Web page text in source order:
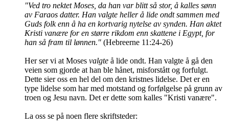
"Ved tro nektet Moses, da han var blitt så stor, å kalles sønn
av Faraos datter. Han valgte heller å lide ondt sammen med
Guds folk enn å ha en kortvarig nytelse av synden. Han aktet
Kristi vanære for en større rikdom enn skattene i Egypt, for
han så fram til lønnen." (Hebreerne 11:24-26)
Her ser vi at Moses valgte å lide ondt. Han valgte å gå den
veien som gjorde at han ble hånet, misforstått og forfulgt.
Dette sier oss en hel del om den kristnes lidelse. Det er en
type lidelse som har med motstand og forfølgelse på grunn av
troen og Jesu navn. Det er dette som kalles "Kristi vanære".
La oss se på noen flere skriftsteder: